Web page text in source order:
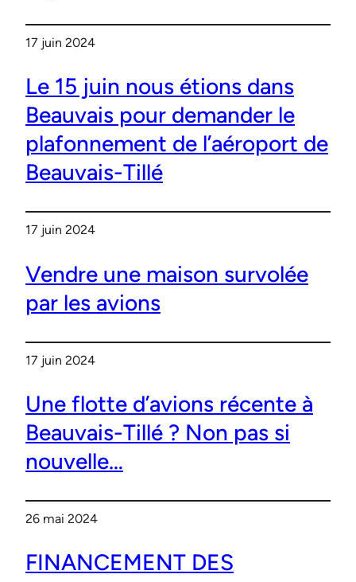
17 juin 2024
Le 15 juin nous étions dans
Beauvais pour demander le
plafonnement de l’aéroport de
Beauvais-Tillé
17 juin 2024
Vendre une maison survolée
par les avions
17 juin 2024
Une flotte d’avions récente à
Beauvais-Tillé ? Non pas si
nouvelle…
26 mai 2024
FINANCEMENT DES